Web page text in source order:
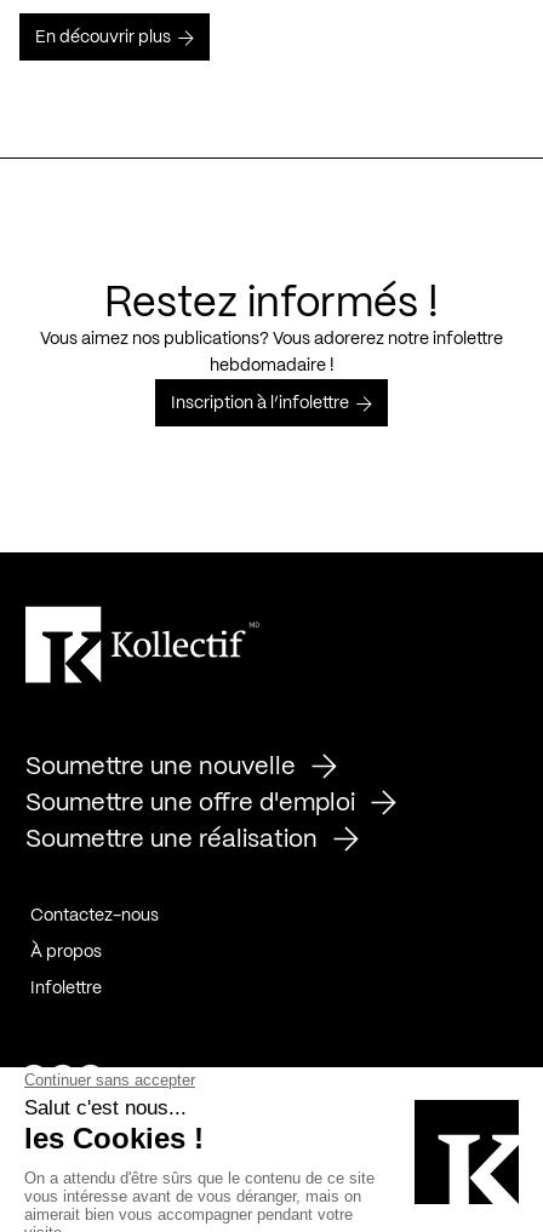
En découvrir plus
Restez informés !
Vous aimez nos publications? Vous adorerez notre infolettre
hebdomadaire !
Inscription à l’infolettre
Soumettre une nouvelle
Soumettre une offre d'emploi
Soumettre une réalisation
Contactez-nous
À propos
Infolettre
Page Facebook de Kollectif
Page Instagram de Kollectif
Page Linkedin de Kollectif